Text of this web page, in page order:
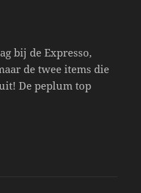
bij de Expresso,
de twee items die
De peplum top